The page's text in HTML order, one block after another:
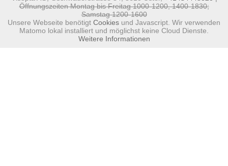
Öffnungszeiten Montag bis Freitag 1000-1200, 1400-1830;
Samstag 1200-1600
Unsere Webseite benötigt Cookies und Javascript. Wir verwenden
Matomo lokal installiert und möglichst keine Cloud Dienste.
Weitere Informationen